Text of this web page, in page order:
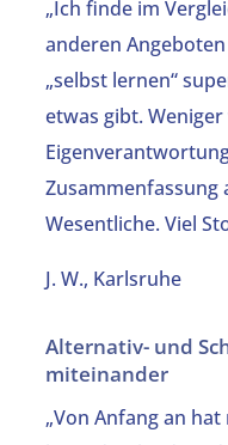
„Ich finde im
anderen
„selbst lernen“
etwas gibt.
Zusammenfassung
Wesentliche. Viel
J. W., Karlsruhe
Alternativ- und
miteinander
„Von Anfang an